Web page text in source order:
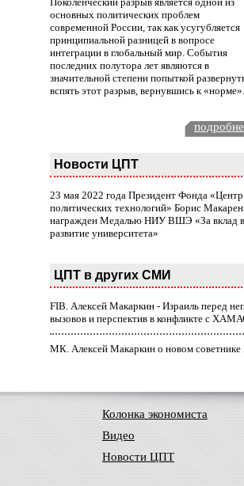
основных политических проблем
современной России, так как усугубляется
принципиальной разницей в вопросе
интеграции в глобальный мир. События
последних полутора лет являются в
значительной степени попыткой
вспять этот разрыв, вернувшись к «норме».
Новости ЦПТ
23 мая 2022 года Президент Фонда «Центр
политических технологий» Борис
награжден Медалью НИУ ВШЭ «За вклад в
развитие университета»
ЦПТ в других СМИ
FIB. Алексей Макаркин - Израиль перед
вызовов и перспектив в конфликте с
МК. Алексей Макаркин о новом советнике
Колонка экономиста
Видео
Новости ЦПТ